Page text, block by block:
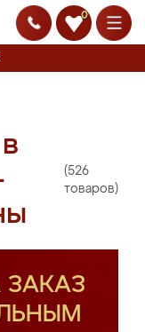
0
(526
товаров)